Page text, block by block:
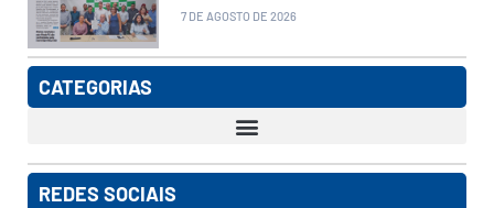
7 DE AGOSTO DE 2026
CATEGORIAS
REDES SOCIAIS